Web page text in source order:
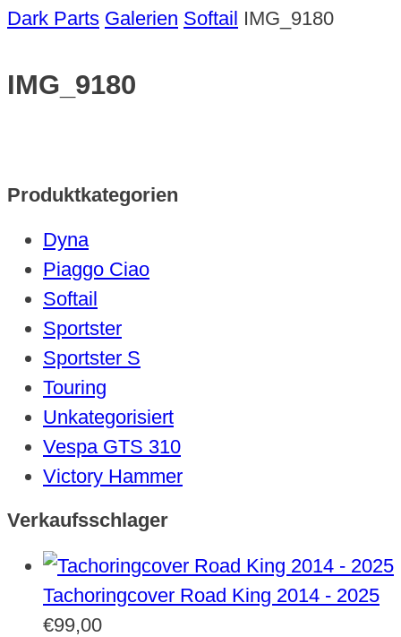
Dark Parts Galerien Softail IMG_9180
IMG_9180
Produktkategorien
Dyna
Piaggo Ciao
Softail
Sportster
Sportster S
Touring
Unkategorisiert
Vespa GTS 310
Victory Hammer
Verkaufsschlager
Tachoringcover Road King 2014 - 2025
€99,00